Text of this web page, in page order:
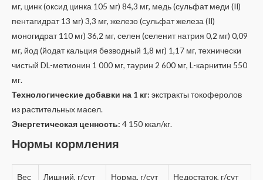
мг, цинк (оксид цинка 105 мг) 84,3 мг, медь (сульфат меди (II)
пентагидрат 13 мг) 3,3 мг, железо (сульфат железа (II)
моногидрат 110 мг) 36,2 мг, селен (селенит натрия 0,2 мг) 0,09
мг, йод (йодат кальция безводный 1,8 мг) 1,17 мг, технически
чистый DL-метионин 1 000 мг, таурин 2 600 мг, L-карнитин 550
мг.
Технологические добавки на 1 кг: экстракты токоферолов
из растительных масел.
Энергетическая ценность: 4 150 ккал/кг.
Нормы кормления
Вес Лишний, г/сут Норма, г/сут Недостаток, г/сут